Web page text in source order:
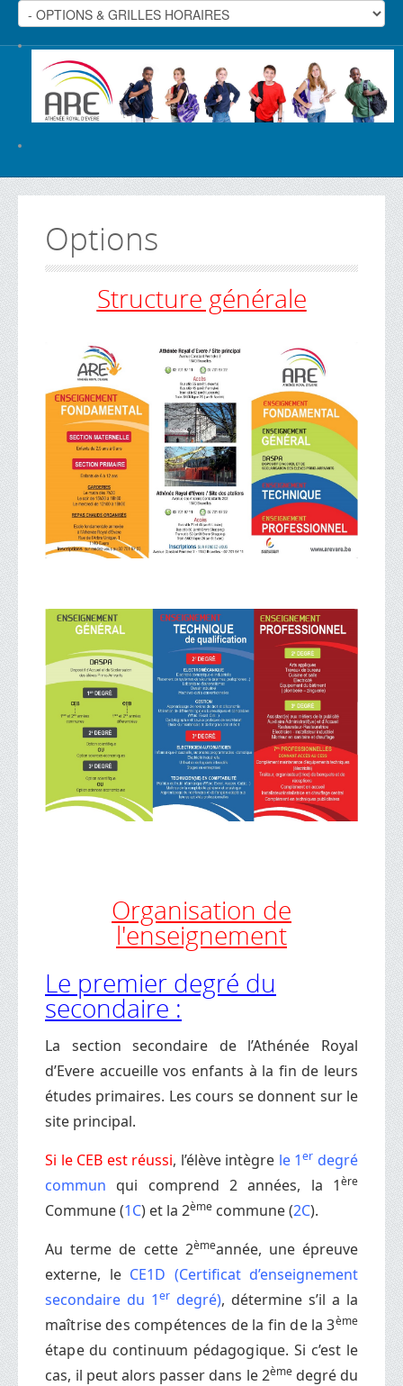
Options
Structure générale
Organisation de
l'enseignement
Le premier degré du
secondaire :
La section secondaire de l’Athénée Royal
d’Evere accueille vos enfants à la fin de leurs
études primaires. Les cours se donnent sur le
site principal.
Si le CEB est réussi, l’élève intègre le 1er degré
commun qui comprend 2 années, la 1ère
Commune (1C) et la 2ème commune (2C).
Au terme de cette 2èmeannée, une épreuve
externe, le CE1D (Certificat d’enseignement
secondaire du 1erdegré), détermine s’il a la
maîtrise des compétences de la fin de la 3ème
étape du continuum pédagogique. Si c’est le
cas, il peut alors passer dans le 2èmedegré du